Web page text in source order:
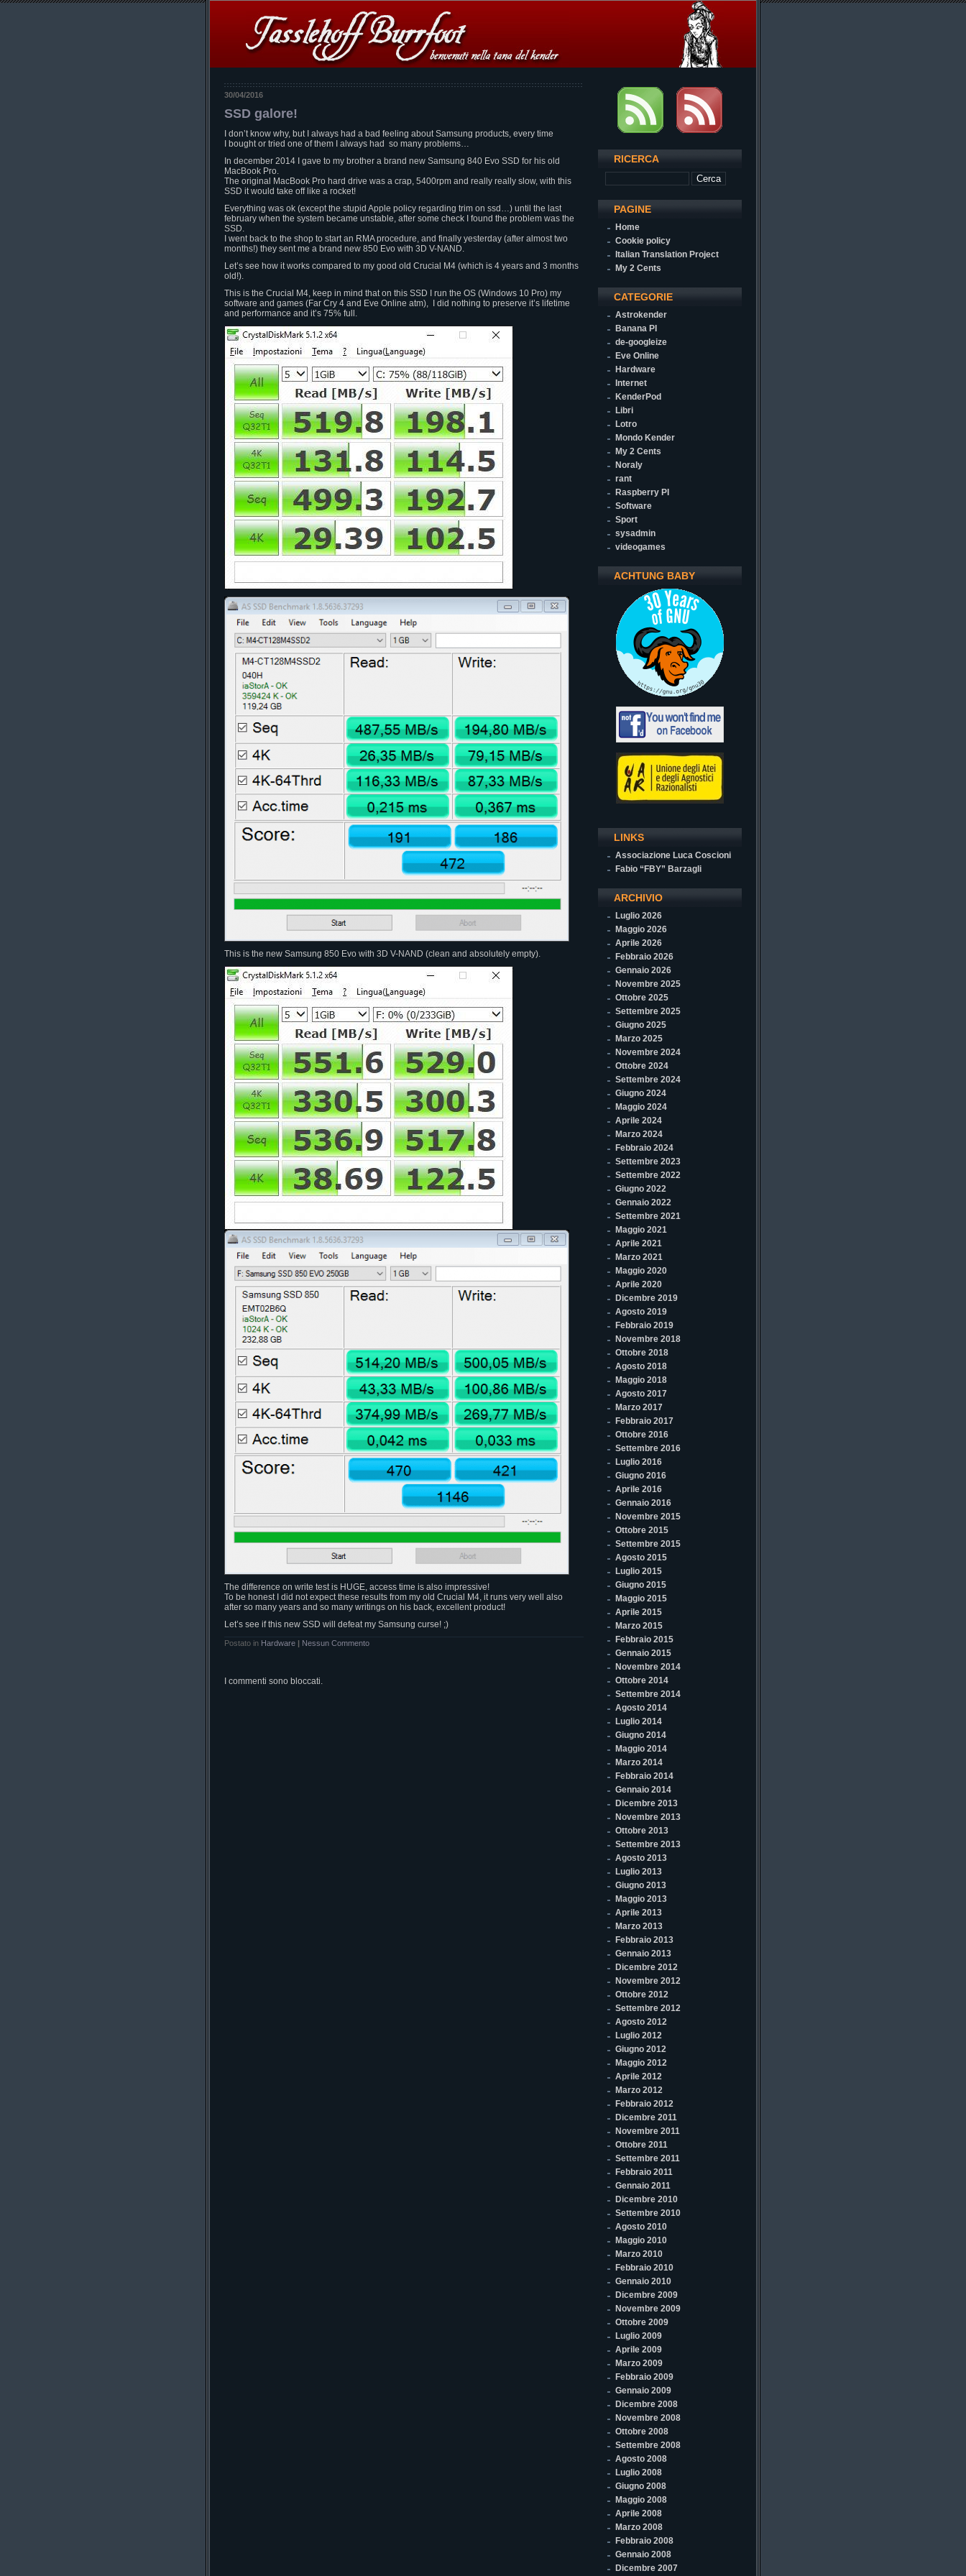
30/04/2016
SSD galore!
I don’t know why, but I always had a bad feeling about Samsung products, every time
I bought or tried one of them I always had so many problems…
In december 2014 I gave to my brother a brand new Samsung 840 Evo SSD for his old
MacBook Pro.
The original MacBook Pro hard drive was a crap, 5400rpm and really really slow, with this
SSD it would take off like a rocket!
Everything was ok (except the stupid Apple policy regarding trim on ssd…) until the last
february when the system became unstable, after some check I found the problem was the
SSD.
I went back to the shop to start an RMA procedure, and finally yesterday (after almost two
months!) they sent me a brand new 850 Evo with 3D V-NAND.
Let’s see how it works compared to my good old Crucial M4 (which is 4 years and 3 months
old!).
This is the Crucial M4, keep in mind that on this SSD I run the OS (Windows 10 Pro) my
software and games (Far Cry 4 and Eve Online atm), I did nothing to preserve it’s lifetime
and performance and it’s 75% full.
This is the new Samsung 850 Evo with 3D V-NAND (clean and absolutely empty).
The difference on write test is HUGE, access time is also impressive!
To be honest I did not expect these results from my old Crucial M4, it runs very well also
after so many years and so many writings on his back, excellent product!
Let’s see if this new SSD will defeat my Samsung curse! ;)
Postato in Hardware | Nessun Commento
I commenti sono bloccati.
RICERCA
PAGINE
Home
Cookie policy
Italian Translation Project
My 2 Cents
CATEGORIE
Astrokender
Banana PI
de-googleize
Eve Online
Hardware
Internet
KenderPod
Libri
Lotro
Mondo Kender
My 2 Cents
Noraly
rant
Raspberry PI
Software
Sport
sysadmin
videogames
ACHTUNG BABY
LINKS
Associazione Luca Coscioni
Fabio “FBY” Barzagli
ARCHIVIO
Luglio 2026
Maggio 2026
Aprile 2026
Febbraio 2026
Gennaio 2026
Novembre 2025
Ottobre 2025
Settembre 2025
Giugno 2025
Marzo 2025
Novembre 2024
Ottobre 2024
Settembre 2024
Giugno 2024
Maggio 2024
Aprile 2024
Marzo 2024
Febbraio 2024
Settembre 2023
Settembre 2022
Giugno 2022
Gennaio 2022
Settembre 2021
Maggio 2021
Aprile 2021
Marzo 2021
Maggio 2020
Aprile 2020
Dicembre 2019
Agosto 2019
Febbraio 2019
Novembre 2018
Ottobre 2018
Agosto 2018
Maggio 2018
Agosto 2017
Marzo 2017
Febbraio 2017
Ottobre 2016
Settembre 2016
Luglio 2016
Giugno 2016
Aprile 2016
Gennaio 2016
Novembre 2015
Ottobre 2015
Settembre 2015
Agosto 2015
Luglio 2015
Giugno 2015
Maggio 2015
Aprile 2015
Marzo 2015
Febbraio 2015
Gennaio 2015
Novembre 2014
Ottobre 2014
Settembre 2014
Agosto 2014
Luglio 2014
Giugno 2014
Maggio 2014
Marzo 2014
Febbraio 2014
Gennaio 2014
Dicembre 2013
Novembre 2013
Ottobre 2013
Settembre 2013
Agosto 2013
Luglio 2013
Giugno 2013
Maggio 2013
Aprile 2013
Marzo 2013
Febbraio 2013
Gennaio 2013
Dicembre 2012
Novembre 2012
Ottobre 2012
Settembre 2012
Agosto 2012
Luglio 2012
Giugno 2012
Maggio 2012
Aprile 2012
Marzo 2012
Febbraio 2012
Dicembre 2011
Novembre 2011
Ottobre 2011
Settembre 2011
Febbraio 2011
Gennaio 2011
Dicembre 2010
Settembre 2010
Agosto 2010
Maggio 2010
Marzo 2010
Febbraio 2010
Gennaio 2010
Dicembre 2009
Novembre 2009
Ottobre 2009
Luglio 2009
Aprile 2009
Marzo 2009
Febbraio 2009
Gennaio 2009
Dicembre 2008
Novembre 2008
Ottobre 2008
Settembre 2008
Agosto 2008
Luglio 2008
Giugno 2008
Maggio 2008
Aprile 2008
Marzo 2008
Febbraio 2008
Gennaio 2008
Dicembre 2007